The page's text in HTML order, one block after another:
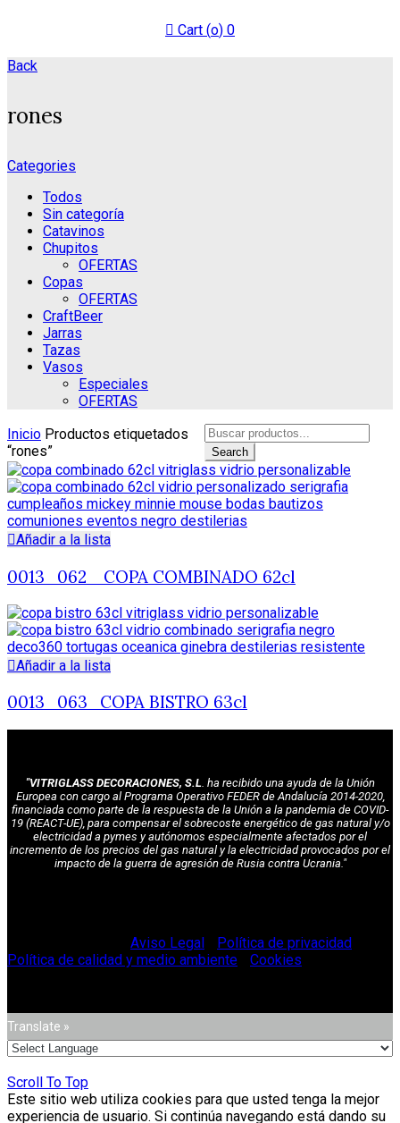
Cart (o) 0
Back
rones
Categories
Todos
Sin categoría
Catavinos
Chupitos
OFERTAS
Copas
OFERTAS
CraftBeer
Jarras
Tazas
Vasos
Especiales
OFERTAS
Inicio Productos etiquetados
“rones”
Search
for:
Search
Añadir a la lista
0013_062_ COPA COMBINADO 62cl
Añadir a la lista
0013_063_COPA BISTRO 63cl
"VITRIGLASS DECORACIONES, S.L. ha recibido una ayuda de la Unión
Europea con cargo al Programa Operativo FEDER de Andalucía 2014-2020,
financiada como parte de la respuesta de la Unión a la pandemia de COVID-
19 (REACT-UE), para compensar el sobrecoste energético de gas natural y/o
electricidad a pymes y autónomos especialmente afectados por el
incremento de los precios del gas natural y la electricidad provocados por el
impacto de la guerra de agresión de Rusia contra Ucrania."
Aviso Legal Política de privacidad
Política de calidad y medio ambiente
Cookies
Translate »
Scroll To Top
Este sitio web utiliza cookies para que usted tenga la mejor
experiencia de usuario. Si continúa navegando está dando su